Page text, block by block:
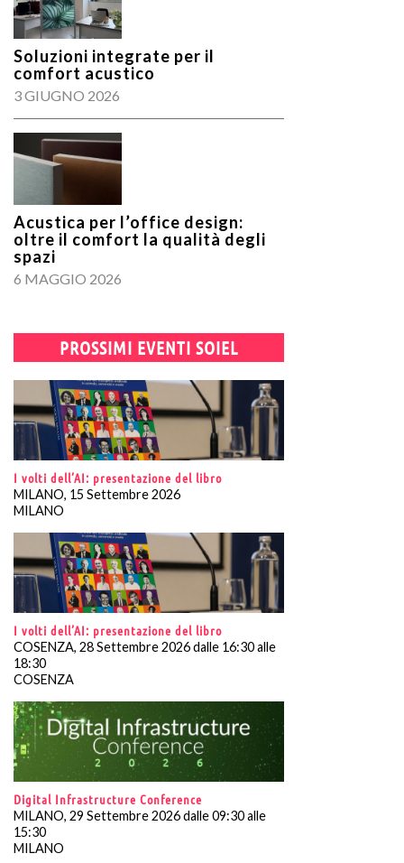
Soluzioni integrate per il
comfort acustico
3 GIUGNO 2026
Acustica per l’office design:
oltre il comfort la qualità degli
spazi
6 MAGGIO 2026
PROSSIMI EVENTI SOIEL
I volti dell’AI: presentazione del libro
MILANO, 15 Settembre 2026
MILANO
I volti dell’AI: presentazione del libro
COSENZA, 28 Settembre 2026 dalle 16:30 alle
18:30
COSENZA
Digital Infrastructure Conference
MILANO, 29 Settembre 2026 dalle 09:30 alle
15:30
MILANO